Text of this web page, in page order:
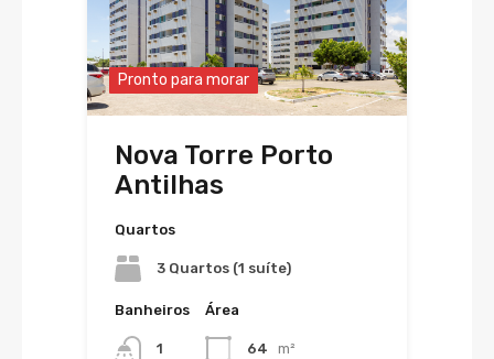
Pronto para morar
Nova Torre Porto
Antilhas
Quartos
3 Quartos (1 suíte)
Banheiros
1
Área
64 m²